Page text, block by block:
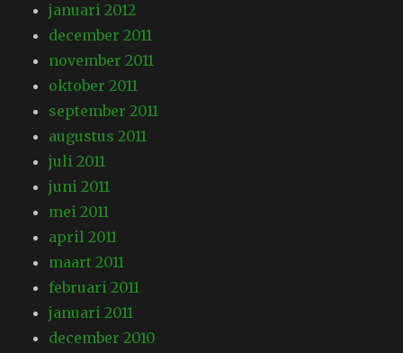
januari 2012
december 2011
november 2011
oktober 2011
september 2011
augustus 2011
juli 2011
juni 2011
mei 2011
april 2011
maart 2011
februari 2011
januari 2011
december 2010